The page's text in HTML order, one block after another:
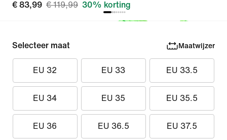
€ 83,99 € 119,99 30% korting
Selecteer maat Maatwijzer
EU 32 EU 33 EU 33.5
EU 34 EU 35 EU 35.5
EU 36 EU 36.5 EU 37.5